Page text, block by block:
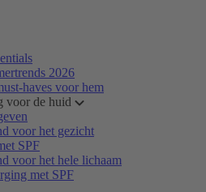
2026
haves voor hem
voor de huid
voor het gezicht
SPF
voor het hele lichaam
met SPF